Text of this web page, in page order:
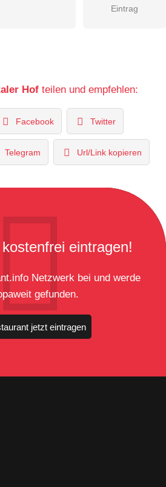
Eintrag
Hofteilen und empfehlen:
Facebook Twitter
Telegram Url/Link kopieren
eintragen!
Netzwerk bei und werde
gefunden.
jetzt eintragen